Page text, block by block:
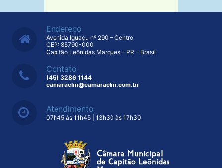
Endereço
Avenida Iguaçu nº 290 – Centro
CEP: 85790-000
Capitão Leônidas Marques – PR – Brasil
Contato
(45) 3286 1144
camaraclm@camaraclm.com.br
Atendimento
07h45 às 11h45 | 13h30 às 17h30